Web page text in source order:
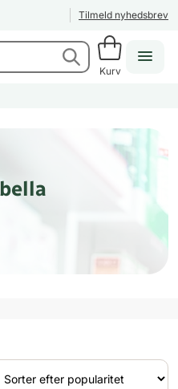
Tilmeld nyhedsbrev
Kurv